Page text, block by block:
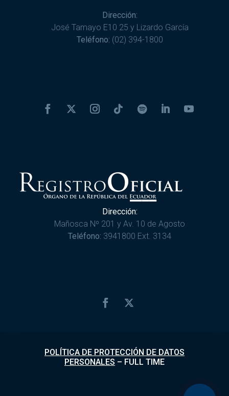
Dirección:
José Tamayo E10 25 y Lizardo García
Teléfono: (02) 394-1800
Dirección:
Mañosca Nº 201 y Av. 10 de Agosto
Teléfono: 3941800 Ext. 3134
POLÍTICA DE PROTECCIÓN DE DATOS
PERSONALES – FULL TIME